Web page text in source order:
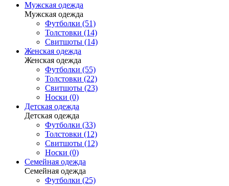
Мужская одежда
Мужская одежда
Футболки (51)
Толстовки (14)
Свитшоты (14)
Женская одежда
Женская одежда
Футболки (55)
Толстовки (22)
Свитшоты (23)
Носки (0)
Детская одежда
Детская одежда
Футболки (33)
Толстовки (12)
Свитшоты (12)
Носки (0)
Семейная одежда
Семейная одежда
Футболки (25)